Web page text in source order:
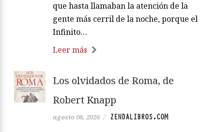
que hasta llamaban la atención de la
gente más cerril de la noche, porque el
Infinito…
Leer más
Los olvidados de Roma, de
Robert Knapp
agosto 08, 2026 / ZENDALIBROS.COM